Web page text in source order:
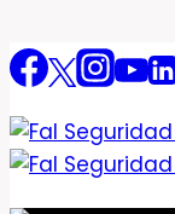
Saltar
al
contenido